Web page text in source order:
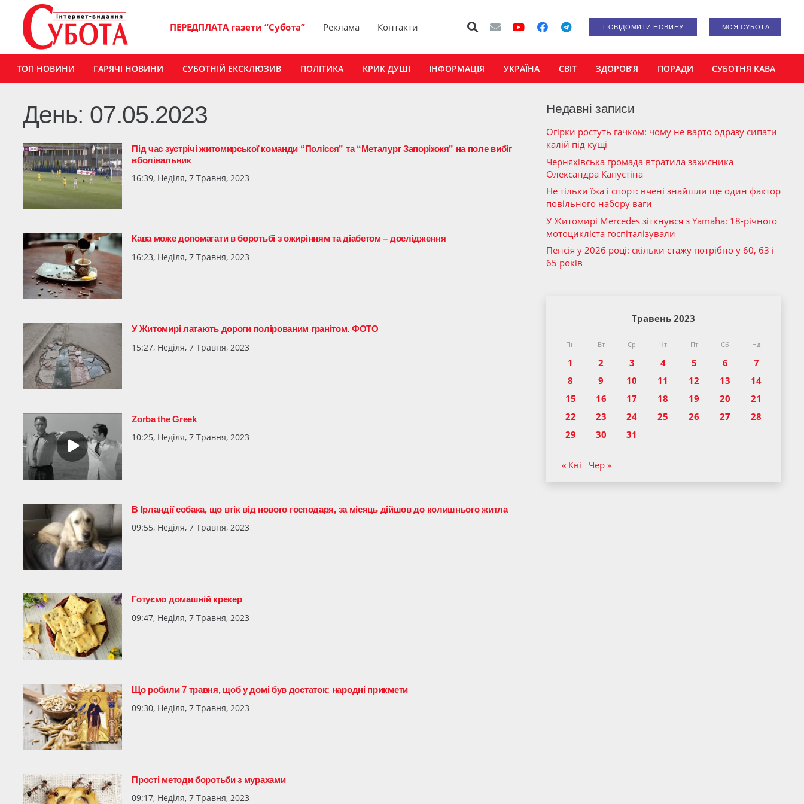
ПЕРЕДПЛАТА газети “Субота” Реклама Контакти ПОВІДОМИТИ НОВИНУ МОЯ СУБОТА
ТОП НОВИНИ ГАРЯЧІ НОВИНИ СУБОТНІЙ ЕКСКЛЮЗИВ ПОЛІТИКА КРИК ДУШІ ІНФОРМАЦІЯ УКРАЇНА СВІТ ЗДОРОВ’Я ПОРАДИ СУБОТНЯ КАВА
День: 07.05.2023
Під час зустрічі житомирської команди “Полісся” та “Металург Запоріжжя” на поле вибіг
вболівальник
16:39, Неділя, 7 Травня, 2023
Кава може допомагати в боротьбі з ожирінням та діабетом – дослідження
16:23, Неділя, 7 Травня, 2023
У Житомирі латають дороги полірованим гранітом. ФОТО
15:27, Неділя, 7 Травня, 2023
Zorba the Greek
10:25, Неділя, 7 Травня, 2023
В Ірландії собака, що втік від нового господаря, за місяць дійшов до колишнього житла
09:55, Неділя, 7 Травня, 2023
Готуємо домашній крекер
09:47, Неділя, 7 Травня, 2023
Що робили 7 травня, щоб у домі був достаток: народні прикмети
09:30, Неділя, 7 Травня, 2023
Прості методи боротьби з мурахами
09:17, Неділя, 7 Травня, 2023
Недавні записи
Огірки ростуть гачком: чому не варто одразу сипати
калій під кущі
Черняхівська громада втратила захисника
Олександра Капустіна
Не тільки їжа і спорт: вчені знайшли ще один фактор
повільного набору ваги
У Житомирі Mercedes зіткнувся з Yamaha: 18-річного
мотоцикліста госпіталізували
Пенсія у 2026 році: скільки стажу потрібно у 60, 63 і
65 років
Травень 2023
Пн Вт Ср Чт Пт Сб Нд
1 2 3 4 5 6
7
8
9 10 11 12 13
14
15
16 17 18 19 20
21
22
23 24 25 26 27
28
29
30 31
« Кві Чер »